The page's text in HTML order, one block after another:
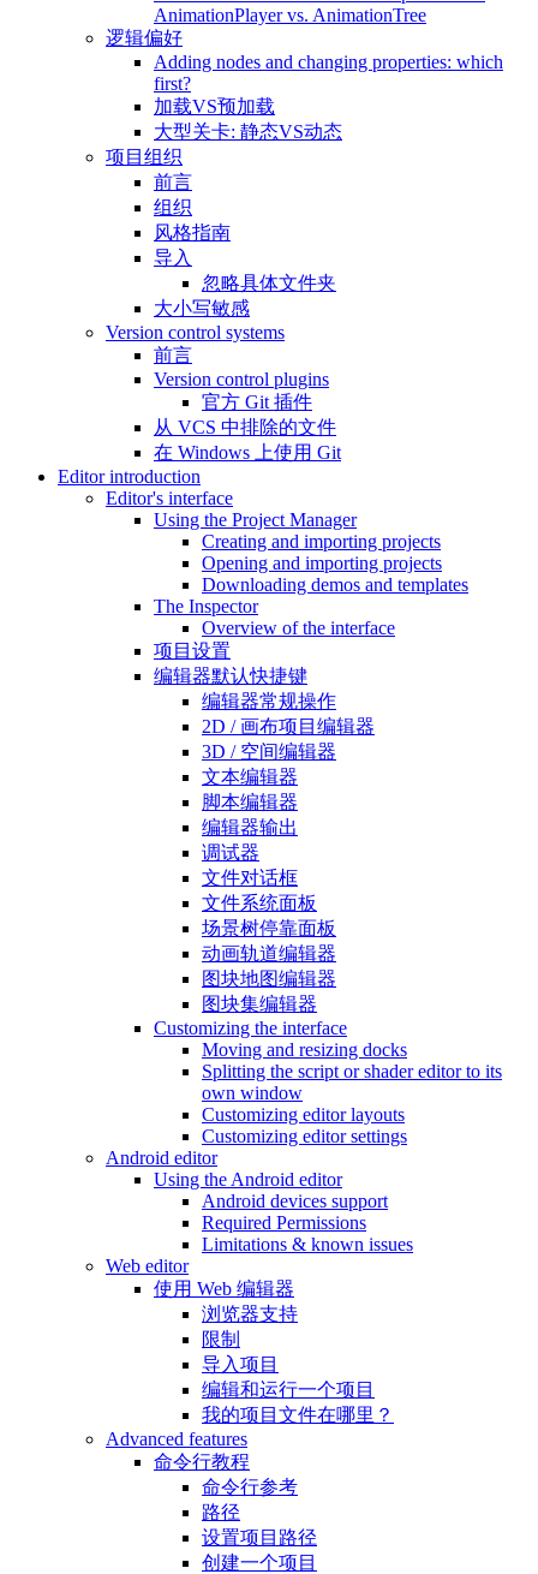
AnimationPlayer vs. AnimationTree
逻辑偏好
Adding nodes and changing properties: which
first?
加载VS预加载
大型关卡: 静态VS动态
项目组织
前言
组织
风格指南
导入
忽略具体文件夹
大小写敏感
Version control systems
前言
Version control plugins
官方 Git 插件
从 VCS 中排除的文件
在 Windows 上使用 Git
Editor introduction
Editor's interface
Using the Project Manager
Creating and importing projects
Opening and importing projects
Downloading demos and templates
The Inspector
Overview of the interface
项目设置
编辑器默认快捷键
编辑器常规操作
2D / 画布项目编辑器
3D / 空间编辑器
文本编辑器
脚本编辑器
编辑器输出
调试器
文件对话框
文件系统面板
场景树停靠面板
动画轨道编辑器
图块地图编辑器
图块集编辑器
Customizing the interface
Moving and resizing docks
Splitting the script or shader editor to its
own window
Customizing editor layouts
Customizing editor settings
Android editor
Using the Android editor
Android devices support
Required Permissions
Limitations & known issues
Web editor
使用 Web 编辑器
浏览器支持
限制
导入项目
编辑和运行一个项目
我的项目文件在哪里？
Advanced features
命令行教程
命令行参考
路径
设置项目路径
创建一个项目